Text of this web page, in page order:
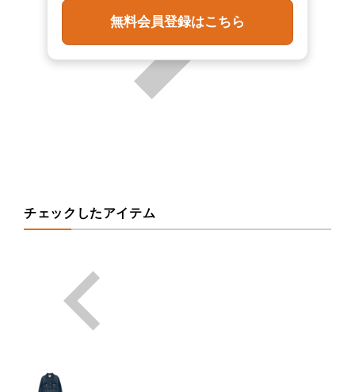
チェックしたアイテム
無料会員登録はこちら